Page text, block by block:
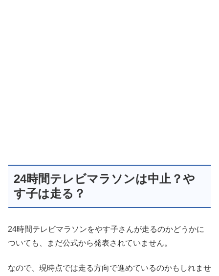
24時間テレビマラソンは中止？や
す子は走る？
24時間テレビマラソンをやす子さんが走るのかどうかに
ついても、まだ公式から発表されていません。
なので、現時点では走る方向で進めているのかもしれませ